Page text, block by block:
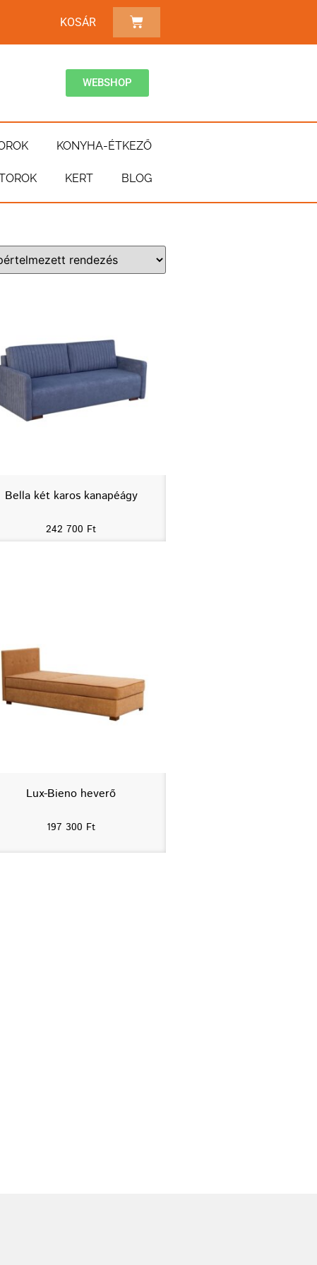
KOSÁR
WEBSHOP
KONYHA-ÉTKEZŐ
KERT BLOG
Bella két karos kanapéágy
242 700 Ft
Lux-Bieno heverő
197 300 Ft